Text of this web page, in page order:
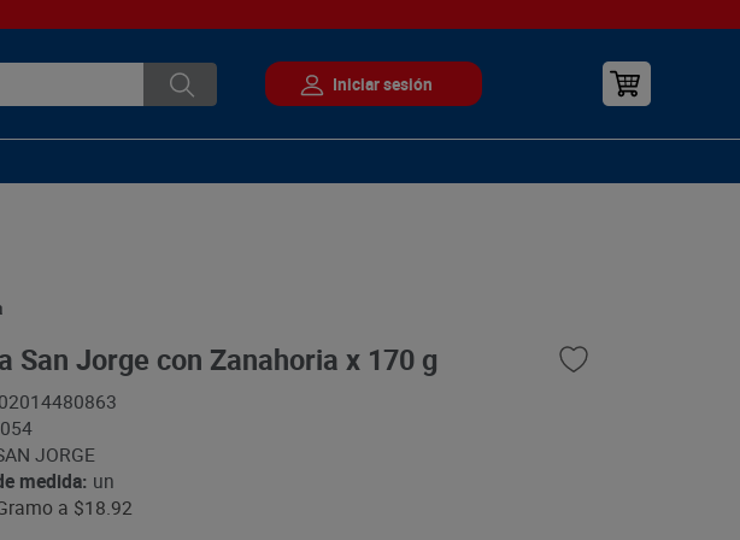
San Jorge con Zanahoria x 170 g
JORGE
medida: un
a $18.92